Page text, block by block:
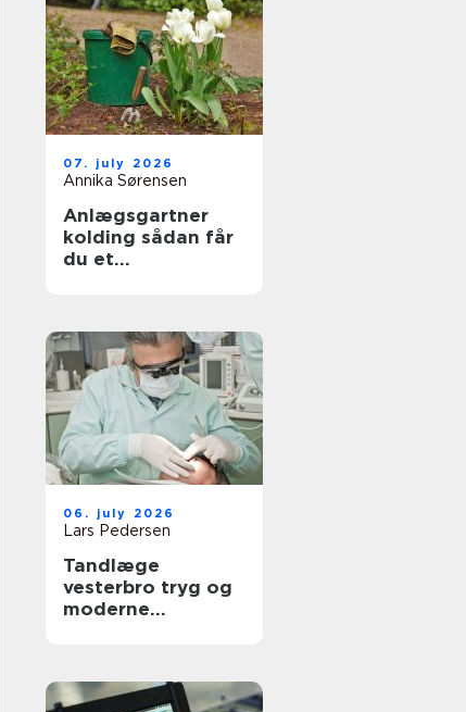
07. july 2026
Annika Sørensen
Anlægsgartner
kolding sådan får
du et
06. july 2026
Lars Pedersen
Tandlæge
vesterbro tryg og
moderne